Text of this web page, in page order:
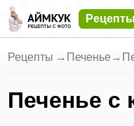
Рецепты
Рецепты → Печенье →
Печенье с